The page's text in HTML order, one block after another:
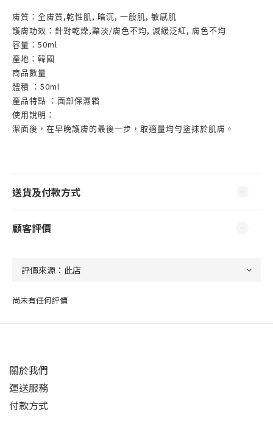
膚質 ： 全膚質,乾性肌, 暗沉, 一般肌, 敏感肌
護膚功效 ：針對乾燥,黯淡 /膚色不均, 減緩泛紅, 膚色不均
容量 ： 50ml
產地 ： 韓國
商品數量
體積
： 50ml
產品特點
：面部保濕霜
使用說明：
潔面後，在早晚護膚的最後一步，取適量均勻塗抹於肌膚。
送貨及付款方式
顧客評價
尚未有任何評價
關於我們
運送服務
付款方式